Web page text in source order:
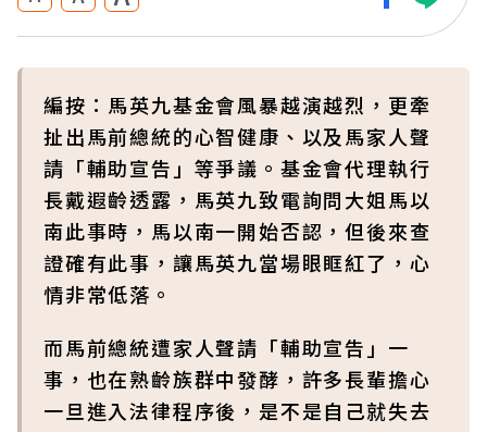
編按：馬英九基金會風暴越演越烈，更牽
扯出馬前總統的心智健康、以及馬家人聲
請「輔助宣告」等爭議。基金會代理執行
長戴遐齡透露，馬英九致電詢問大姐馬以
南此事時，馬以南一開始否認，但後來查
證確有此事，讓馬英九當場眼眶紅了，心
情非常低落。
而馬前總統遭家人聲請「輔助宣告」一
事，也在熟齡族群中發酵，許多長輩擔心
一旦進入法律程序後，是不是自己就失去